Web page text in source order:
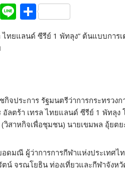
T
w
Li
e
S
h
ar
ไทยแลนด์ ซีรีย์ 1 พัทลุง” ต้นแบบกา
จประการ รัฐมนตรีว่าการกระทรวง
อัลตร้า เทรล ไทยแลนด์ ซีรีย์ 1 พัทลุ
สาหกิจเพื่อชุมชน) นายเขมพล อุ้ยตย
ดมณี ผู้ว่าการการกีฬาแห่งประเทศไ
น์ จรณโยธิน ท่องเที่ยวและกีฬาจังห